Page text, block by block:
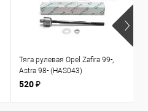
Тяга рулевая Opel Zafira 99-,
Astra 98- (HAS043)
520 ₽